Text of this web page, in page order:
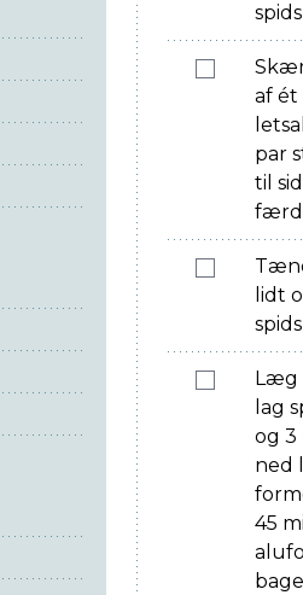
af ét
par
til
lidt
Læg
lag
og 3
ned
45